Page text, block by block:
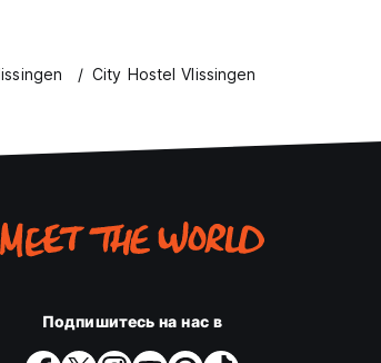
City Hostel Vlissingen
Подпишитесь на нас в